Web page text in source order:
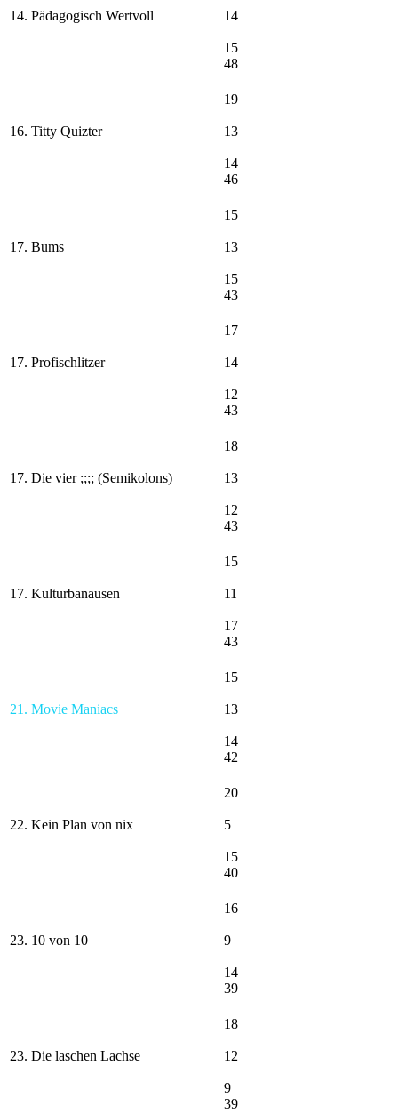
14. Pädagogisch Wertvoll 14
15
48
16. Titty Quizter
19
13
14
46
17. Bums
15
13
15
43
17. Profischlitzer
17
14
12
43
17. Die vier ;;;; (Semikolons)
18
13
12
43
17. Kulturbanausen
15
11
17
43
21. Movie Maniacs
15
13
14
42
22. Kein Plan von nix
20
5
15
40
23. 10 von 10
16
9
14
39
23. Die laschen Lachse
18
12
9
39